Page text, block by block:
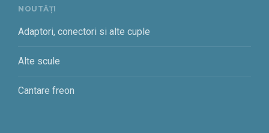
NOUTĂȚI
Adaptori, conectori si alte cuple
Alte scule
Cantare freon